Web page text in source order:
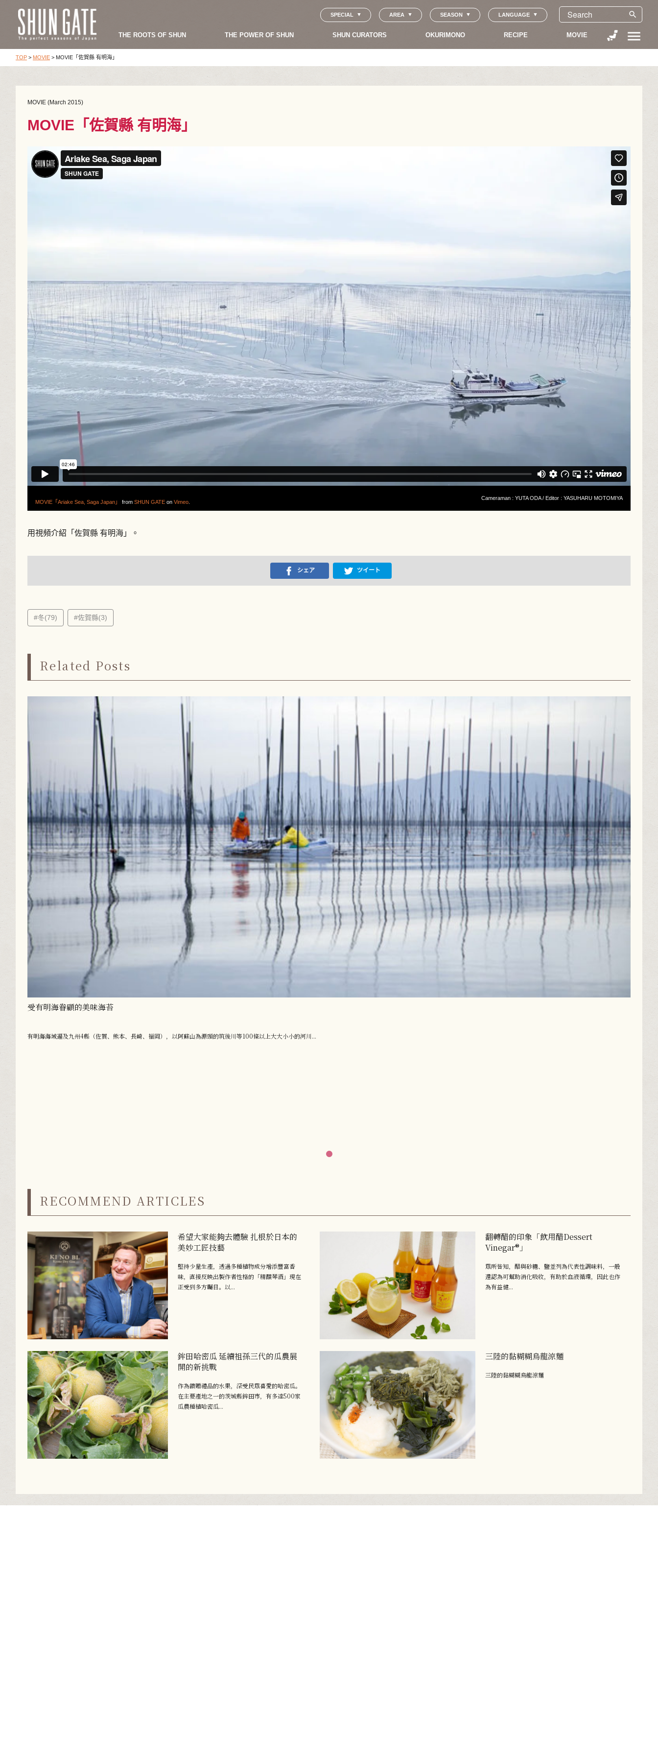
SPECIAL AREA SEASON LANGUAGE search
THE ROOTS OF SHUN THE POWER OF SHUN SHUN CURATORS OKURIMONO RECIPE MOVIE menu
TOP > MOVIE > MOVIE「佐賀縣 有明海」
MOVIE (March 2015)
MOVIE「佐賀縣 有明海」
MOVIE「Ariake Sea, Saga Japan」 from SHUN GATE on Vimeo
Cameraman : YUTA ODA / Editor : YASUHARU MOTOMIYA
用視頻介紹「佐賀縣 有明海」。
シェア ツイート
#冬(79) #佐賀縣(3)
Related Posts
受有明海眷顧的美味海苔
有明海海域遍及九州4縣（佐賀、熊本、長崎、福岡），以阿蘇山為源頭的筑後川等100條以上大大小小的河川...
RECOMMEND ARTICLES
希望大家能夠去體驗 扎根於日本的
美妙工匠技藝
堅持少量生產，透過多種植物成分增添豐富香
味，直接反映出製作者性格的「精釀琴酒」現在
正受到多方矚目。以...
翻轉醋的印象「飲用醋Dessert
Vinegar®」
眾所皆知，醋與砂糖、鹽並列為代表性調味料，一般
還認為可幫助消化吸收，有助於血液循環，因此也作
為有益健...
鉾田哈密瓜 延續祖孫三代的瓜農展
開的新挑戰
作為饋贈禮品的水果，深受民眾喜愛的哈密瓜。
在主要產地之一的茨城縣鉾田市，有多達500家
瓜農種植哈密瓜...
三陸的黏糊糊烏龍涼麵
三陸的黏糊糊烏龍涼麵